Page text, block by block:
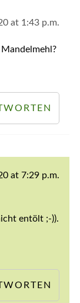
at 1:43 p.m.
at 7:29 p.m.
entölt ;-)).